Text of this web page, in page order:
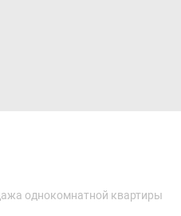
однокомнатной квартиры